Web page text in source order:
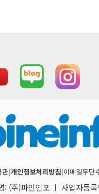
관|개인정보처리방침|이메일무단
: (주)파인인포 ㅣ 사업자등